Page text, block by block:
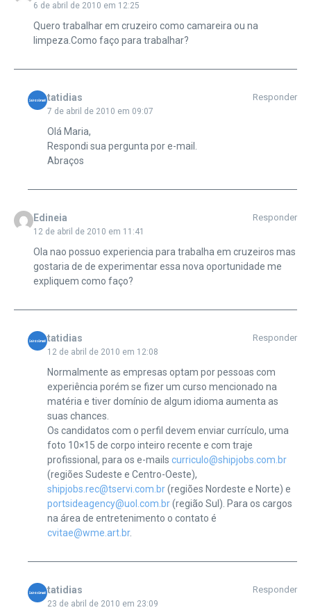
6 de abril de 2010 em 12:25
Quero trabalhar em cruzeiro como camareira ou na
limpeza.Como faço para trabalhar?
tatidias
7 de abril de 2010 em 09:07
Responder
Olá Maria,
Respondi sua pergunta por e-mail.
Abraços
Edineia
12 de abril de 2010 em 11:41
Responder
Ola nao possuo experiencia para trabalha em cruzeiros mas
gostaria de de experimentar essa nova oportunidade me
expliquem como faço?
tatidias
12 de abril de 2010 em 12:08
Responder
Normalmente as empresas optam por pessoas com
experiência porém se fizer um curso mencionado na
matéria e tiver domínio de algum idioma aumenta as
suas chances.
Os candidatos com o perfil devem enviar currículo, uma
foto 10×15 de corpo inteiro recente e com traje
profissional, para os e-mails curriculo@shipjobs.com.br
(regiões Sudeste e Centro-Oeste),
shipjobs.rec@tservi.com.br(regiões Nordeste e Norte) e
portsideagency@uol.com.br(região Sul). Para os cargos
na área de entretenimento o contato é
cvitae@wme.art.br.
tatidias
23 de abril de 2010 em 23:09
Responder